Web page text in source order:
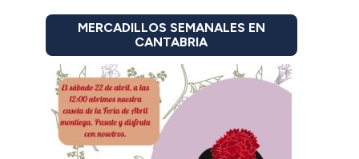
MERCADILLOS SEMANALES EN
CANTABRIA